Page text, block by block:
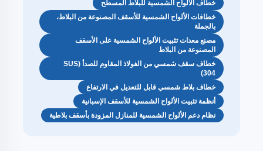
خطاف الألواح الشمسية للبلاط المسطّح
خطافات الألواح الشمسية للأسقف المصنوعة من البلاط،
بالجملة
مصنع معدات تثبيت الألواح الشمسية على الأسقف
المصنوعة من البلاط
خطاف سقف شمسي من الفولاذ المقاوم للصدأ (SUS
304)
خطاف بلاط شمسي قابل للتعديل في الارتفاع
أنظمة تثبيت الألواح الشمسية للأسقف الإسبانية
نظام دعم الألواح الشمسية للمنازل المزودة بأسقف بلاطية